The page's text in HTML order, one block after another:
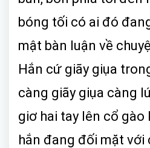
bóng tối có ai đó
mật bàn luận về
Hắn cứ giãy giụa
càng giãy giụa càng
giơ hai tay lên cổ gào
hắn đang đối mặt với